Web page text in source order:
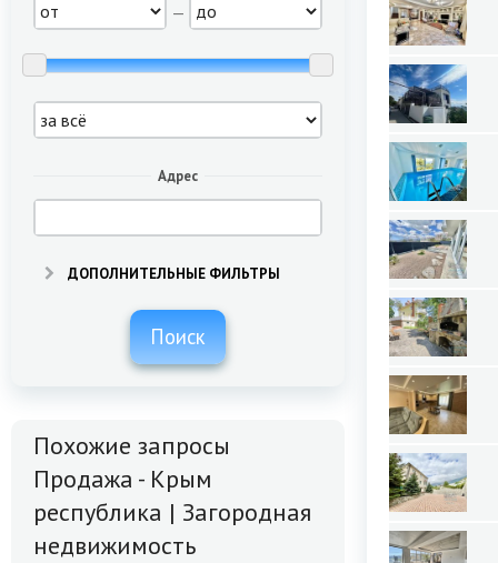
—
Адрес
ДОПОЛНИТЕЛЬНЫЕ ФИЛЬТРЫ
Поиск
Похожие запросы
Продажа - Крым
республика | Загородная
недвижимость